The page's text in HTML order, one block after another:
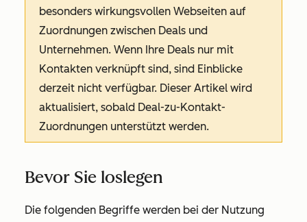
besonders wirkungsvollen Webseiten auf
Zuordnungen zwischen Deals und
Unternehmen. Wenn Ihre Deals nur mit
Kontakten verknüpft sind, sind Einblicke
derzeit nicht verfügbar. Dieser Artikel wird
aktualisiert, sobald Deal-zu-Kontakt-
Zuordnungen unterstützt werden.
Bevor Sie loslegen
Die folgenden Begriffe werden bei der Nutzung